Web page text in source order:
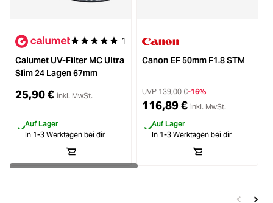
Durchschnittliche Bewertung von 5 von 5 Sternen
1
Calumet UV-Filter MC Ultra
Slim 24 Lagen 67mm
25,90 € inkl. MwSt.
Auf Lager
In 1-3 Werktagen bei dir
Canon EF 50mm F1.8 STM
UVP 139,00 €-16%
116,89 € inkl. MwSt.
Auf Lager
In 1-3 Werktagen bei dir